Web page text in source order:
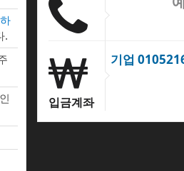
.
입금계좌
기업